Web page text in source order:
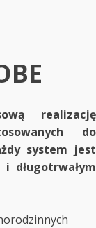
realizację
do
system jest
długotrwałym